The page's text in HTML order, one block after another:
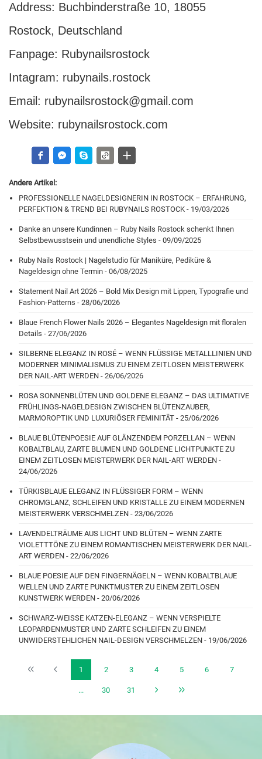
Address: Buchbinderstraße 10, 18055
Rostock, Deutschland
Fanpage: Rubynailsrostock
Intagram: rubynails.rostock
Email: rubynailsrostock@gmail.com
Website: rubynailsrostock.com
Andere Artikel:
PROFESSIONELLE NAGELDESIGNERIN IN ROSTOCK – ERFAHRUNG,
PERFEKTION & TREND BEI RUBYNAILS ROSTOCK - 19/03/2026
Danke an unsere Kundinnen – Ruby Nails Rostock schenkt Ihnen
Selbstbewusstsein und unendliche Styles - 09/09/2025
Ruby Nails Rostock | Nagelstudio für Maniküre, Pediküre &
Nageldesign ohne Termin - 06/08/2025
Statement Nail Art 2026 – Bold Mix Design mit Lippen, Typografie und
Fashion-Patterns - 28/06/2026
Blaue French Flower Nails 2026 – Elegantes Nageldesign mit floralen
Details - 27/06/2026
SILBERNE ELEGANZ IN ROSÉ – WENN FLÜSSIGE METALLLINIEN UND
MODERNER MINIMALISMUS ZU EINEM ZEITLOSEN MEISTERWERK
DER NAIL-ART WERDEN - 26/06/2026
ROSA SONNENBLÜTEN UND GOLDENE ELEGANZ – DAS ULTIMATIVE
FRÜHLINGS-NAGELDESIGN ZWISCHEN BLÜTENZAUBER,
MARMOROPTIK UND LUXURIÖSER FEMINITÄT - 25/06/2026
BLAUE BLÜTENPOESIE AUF GLÄNZENDEM PORZELLAN – WENN
KOBALTBLAU, ZARTE BLUMEN UND GOLDENE LICHTPUNKTE ZU
EINEM ZEITLOSEN MEISTERWERK DER NAIL-ART WERDEN -
24/06/2026
TÜRKISBLAUE ELEGANZ IN FLÜSSIGER FORM – WENN
CHROMGLANZ, SCHLEIFEN UND KRISTALLE ZU EINEM MODERNEN
MEISTERWERK VERSCHMELZEN - 23/06/2026
LAVENDELTRÄUME AUS LICHT UND BLÜTEN – WENN ZARTE
VIOLETTTÖNE ZU EINEM ROMANTISCHEN MEISTERWERK DER NAIL-
ART WERDEN - 22/06/2026
BLAUE POESIE AUF DEN FINGERNÄGELN – WENN KOBALTBLAUE
WELLEN UND ZARTE PUNKTMUSTER ZU EINEM ZEITLOSEN
KUNSTWERK WERDEN - 20/06/2026
SCHWARZ-WEISSE KATZEN-ELEGANZ – WENN VERSPIELTE
LEOPARDENMUSTER UND ZARTE SCHLEIFEN ZU EINEM
UNWIDERSTEHLICHEN NAIL-DESIGN VERSCHMELZEN - 19/06/2026
1 2 3 4 5 6 7
... 30 31